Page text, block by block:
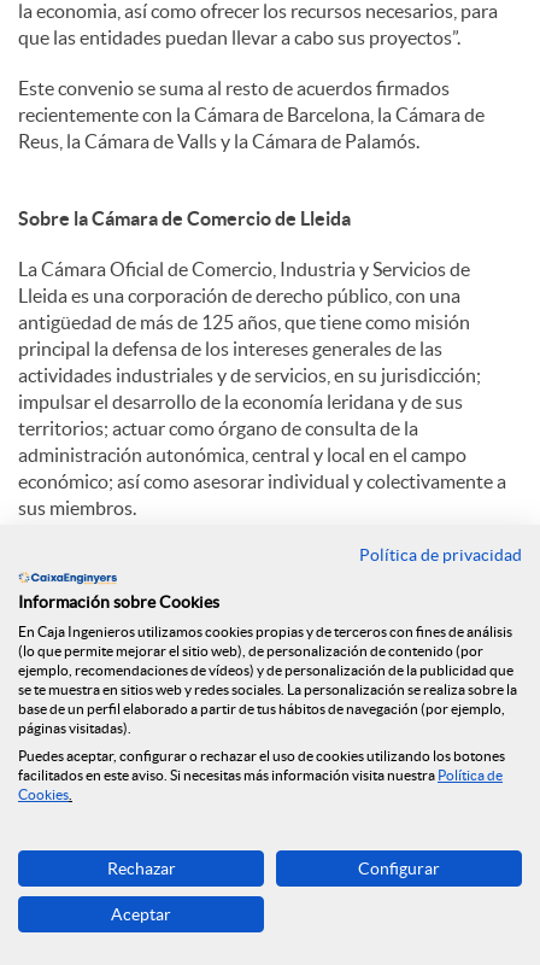
la economia, así como ofrecer los recursos necesarios, para
que las entidades puedan llevar a cabo sus proyectos”.
Este convenio se suma al resto de acuerdos firmados
recientemente con la Cámara de Barcelona, la Cámara de
Reus, la Cámara de Valls y la Cámara de Palamós.
Sobre la Cámara de Comercio de Lleida
La Cámara Oficial de Comercio, Industria y Servicios de
Lleida es una corporación de derecho público, con una
antigüedad de más de 125 años, que tiene como misión
principal la defensa de los intereses generales de las
actividades industriales y de servicios, en su jurisdicción;
impulsar el desarrollo de la economía leridana y de sus
territorios; actuar como órgano de consulta de la
administración autonómica, central y local en el campo
económico; así como asesorar individual y colectivamente a
sus miembros.
La Cámara de Comercio de Lleida está integrada por todas
las personas, naturales y jurídicas, que ejerzan su actividad
mercantil, industrial o de servicios en la demarcación de la
Cámara, que alcanza todo el territorio de las comarcas de
Lleida a excepción de los municipios que dependen
territorialmente de la Cámara de Comercio y Industria de
Tàrrega. Estos electores tienen derecho a participar a ser
presentación de la Corporación, que es el Pleno.
destacan: intervenir como árbitro de equidad en litigios;
crear o administrar entidades impulsoras del desarrollo
económico; potenciar la exportación; estimular la
investigación; participar en sociedades de desarrollo;
Política de privacidad
Información sobre Cookies
En Caja Ingenieros utilizamos cookies propias y de terceros con fines de análisis
(lo que permite mejorar el sitio web), de personalización de contenido (por
ejemplo, recomendaciones de vídeos) y de personalización de la publicidad que
se te muestra en sitios web y redes sociales. La personalización se realiza sobre la
base de un perfil elaborado a partir de tus hábitos de navegación (por ejemplo,
páginas visitadas).
Puedes aceptar, configurar o rechazar el uso de cookies utilizando los botones
facilitados en este aviso. Si necesitas más información visita nuestra Política de
Cookies
Rechazar Configurar
Aceptar